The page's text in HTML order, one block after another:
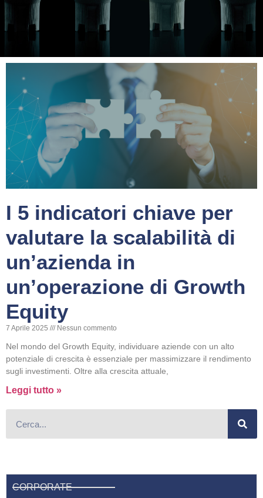
I 5 indicatori chiave per
valutare la scalabilità di
un’azienda in
un’operazione di Growth
Equity
7 Aprile 2025 Nessun commento
Nel mondo del Growth Equity, individuare aziende con un alto
potenziale di crescita è essenziale per massimizzare il rendimento
sugli investimenti. Oltre alla crescita attuale,
Leggi tutto »
CORPORATE